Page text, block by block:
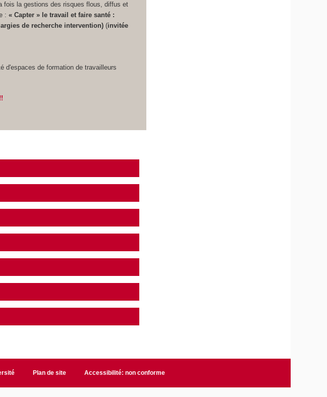
fois la gestions des risques flous, diffus et
:« Capter » le travail et faire santé :
de recherche intervention)(invitée
d'espaces de formation de travailleurs
Plan de site Accessibilité: non conforme